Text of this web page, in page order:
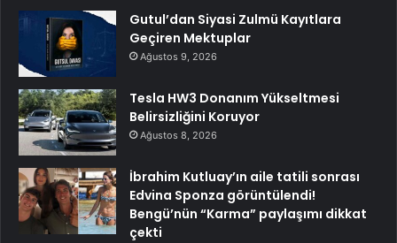
Gutul’dan Siyasi Zulmü Kayıtlara
Geçiren Mektuplar
Ağustos 9, 2026
Tesla HW3 Donanım Yükseltmesi
Belirsizliğini Koruyor
Ağustos 8, 2026
İbrahim Kutluay’ın aile tatili sonrası
Edvina Sponza görüntülendi!
Bengü’nün “Karma” paylaşımı dikkat
çekti